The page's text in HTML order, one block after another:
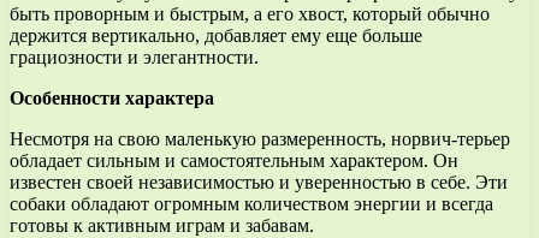
быть проворным и быстрым, а его хвост, который обычно
держится вертикально, добавляет ему еще больше
грациозности и элегантности.
Особенности характера
Несмотря на свою маленькую размеренность, норвич-терьер
обладает сильным и самостоятельным характером. Он
известен своей независимостью и уверенностью в себе. Эти
собаки обладают огромным количеством энергии и всегда
готовы к активным играм и забавам.